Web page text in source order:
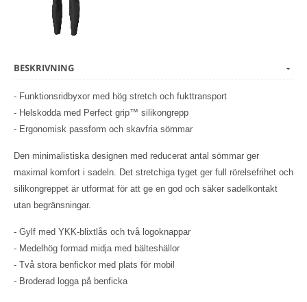
BESKRIVNING
- Funktionsridbyxor med hög stretch och fukttransport
- Helskodda med Perfect grip™ silikongrepp
- Ergonomisk passform och skavfria sömmar
Den minimalistiska designen med reducerat antal sömmar ger
maximal komfort i sadeln. Det stretchiga tyget ger full rörelsefrihet och
silikongreppet är utformat för att ge en god och säker sadelkontakt
utan begränsningar.
- Gylf med YKK-blixtlås och två logoknappar
- Medelhög formad midja med bälteshällor
- Två stora benfickor med plats för mobil
- Broderad logga på benficka